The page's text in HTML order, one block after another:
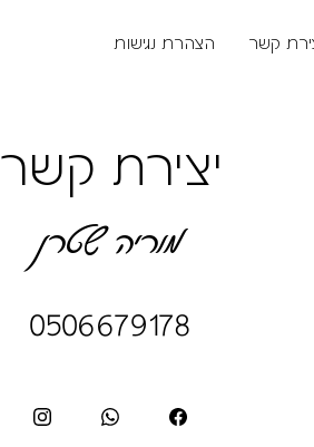
קשר הצהרת נגישות
יצירת קשר
מוריה שטרן
0506679178